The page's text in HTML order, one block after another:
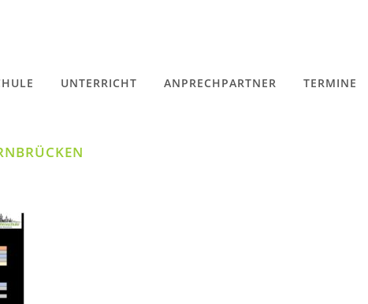
UNTERRICHT ANPRECHPARTNER TERMINE